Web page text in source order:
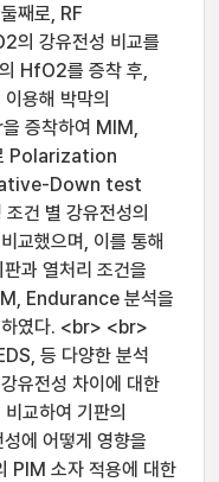
째로, RF
강유전성 비교를
HfO2를 증착 후,
용해 박막의
증착하여 MIM,
Polarization
Down test
건 별 강유전성의
교했으며, 이를 통해
과 열처리 조건을
Endurance 분석을
하였다. <br> <br>
등 다양한 분석
유전성 차이에 대한
교하여 기판의
에 어떻게 영향을
PIM 소자 적용에 대한